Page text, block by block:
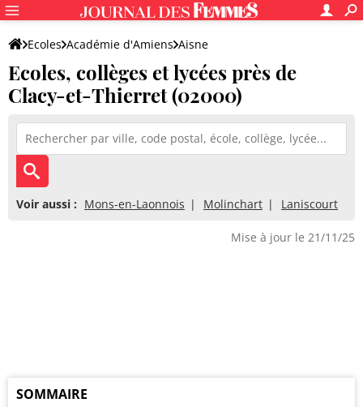
Ecoles Académie d'Amiens Aisne
Ecoles, collèges et lycées près de
Clacy-et-Thierret (02000)
Voir aussi : Mons-en-Laonnois Molinchart Laniscourt
Mise à jour le 21/11/25
SOMMAIRE